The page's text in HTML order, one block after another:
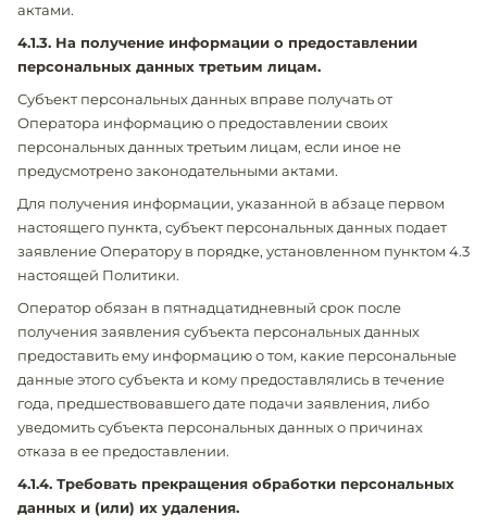
актами.
4.1.3. На получение информации о предоставлении
персональных данных третьим лицам.
Субъект персональных данных вправе получать от
Оператора информацию о предоставлении своих
персональных данных третьим лицам, если иное не
предусмотрено законодательными актами.
Для получения информации, указанной в абзаце первом
настоящего пункта, субъект персональных данных подает
заявление Оператору в порядке, установленном пунктом 4.3
настоящей Политики.
Оператор обязан в пятнадцатидневный срок после
получения заявления субъекта персональных данных
предоставить ему информацию о том, какие персональные
данные этого субъекта и кому предоставлялись в течение
года, предшествовавшего дате подачи заявления, либо
уведомить субъекта персональных данных о причинах
отказа в ее предоставлении.
4.1.4. Требовать прекращения обработки персональных
данных и (или) их удаления.